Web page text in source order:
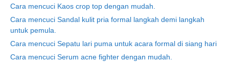
Cara mencuci Kaos crop top dengan mudah.
Cara mencuci Sandal kulit pria formal langkah demi langkah
untuk pemula.
Cara mencuci Sepatu lari puma untuk acara formal di siang hari
Cara mencuci Serum acne fighter dengan mudah.